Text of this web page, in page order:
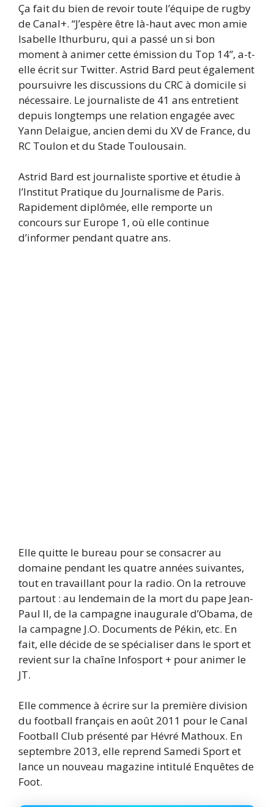
Ça fait du bien de revoir toute l’équipe de rugby
de Canal+. “J’espère être là-haut avec mon amie
Isabelle Ithurburu, qui a passé un si bon
moment à animer cette émission du Top 14”, a-t-
elle écrit sur Twitter. Astrid Bard peut également
poursuivre les discussions du CRC à domicile si
nécessaire. Le journaliste de 41 ans entretient
depuis longtemps une relation engagée avec
Yann Delaigue, ancien demi du XV de France, du
RC Toulon et du Stade Toulousain.
Astrid Bard est journaliste sportive et étudie à
l’Institut Pratique du Journalisme de Paris.
Rapidement diplômée, elle remporte un
concours sur Europe 1, où elle continue
d’informer pendant quatre ans.
Elle quitte le bureau pour se consacrer au
domaine pendant les quatre années suivantes,
tout en travaillant pour la radio. On la retrouve
partout : au lendemain de la mort du pape Jean-
Paul II, de la campagne inaugurale d’Obama, de
la campagne J.O. Documents de Pékin, etc. En
fait, elle décide de se spécialiser dans le sport et
revient sur la chaîne Infosport + pour animer le
JT.
Elle commence à écrire sur la première division
du football français en août 2011 pour le Canal
Football Club présenté par Hévré Mathoux. En
septembre 2013, elle reprend Samedi Sport et
lance un nouveau magazine intitulé Enquêtes de
Foot.